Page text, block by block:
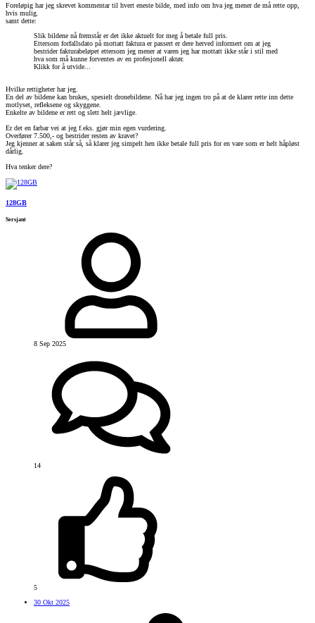
Foreløpig har jeg skrevet kommentar til hvert eneste bilde, med info om hva jeg mener de må rette opp,
hvis mulig.
samt dette:
Slik bildene nå fremstår er det ikke aktuelt for meg å betale full pris.
Ettersom forfallsdato på mottatt faktura er passert er dere herved informert om at jeg
bestrider fakturabeløpet ettersom jeg mener at varen jeg har mottatt ikke står i stil med
hva som må kunne forventes av en profesjonell aktør.
Klikk for å utvide...
Hvilke rettigheter har jeg.
En del av bildene kan brukes, spesielt dronebildene. Nå har jeg ingen tro på at de klarer rette inn dette
motlyset, refleksene og skyggene.
Enkelte av bildene er rett og slett helt jævlige.
Er det en farbar vei at jeg f.eks. gjør min egen vurdering.
Overfører 7.500,- og bestrider resten av kravet?
Jeg kjenner at saken står så, så klarer jeg simpelt hen ikke betale full pris for en vare som er helt håpløst
dårlig.
Hva tenker dere?
128GB
Sersjant
8 Sep 2025
14
5
30 Okt 2025